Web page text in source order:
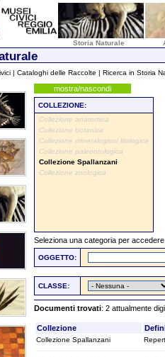
Storia Naturale
| Cataloghi delle Raccolte | Ricerca in Storia
mostra/nascondi
COLLEZIONE:
Collezione anatomica
Collezione botanica
Collezione mineralogico/ litologica
Collezione paleontologica
Collezione Spallanzani
Collezione zoologica
Seleziona una categoria per
OGGETTO:
CLASSE:
Documenti trovati: 2 attualmente
Collezione
Collezione Spallanzani